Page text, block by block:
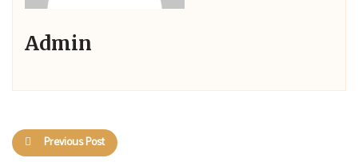
Admin
Previous Post